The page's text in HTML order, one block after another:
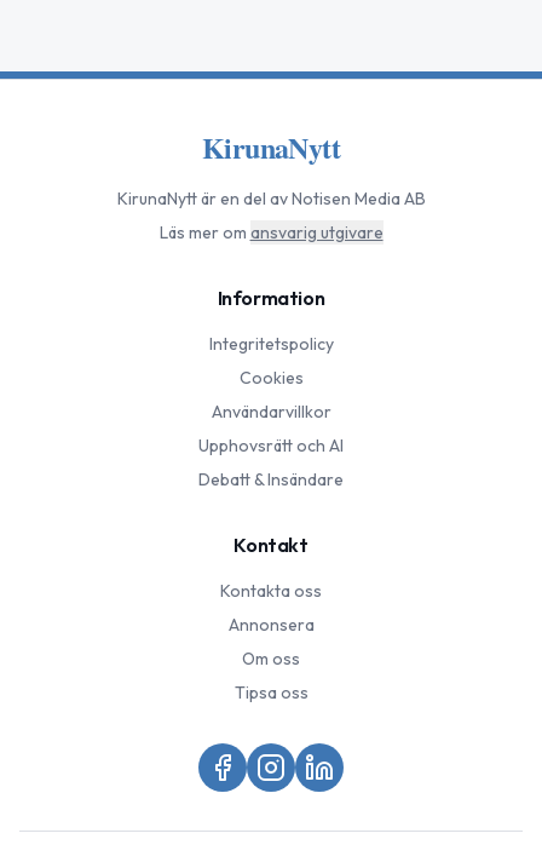
KirunaNytt
KirunaNyttär en del av Notisen Media AB
Läs mer om ansvarig utgivare
Information
Integritetspolicy
Cookies
Användarvillkor
Upphovsrätt och AI
Debatt & Insändare
Kontakt
Kontakta oss
Annonsera
Om oss
Tipsa oss